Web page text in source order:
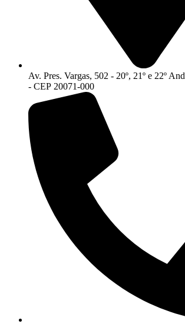
Av. Pres. Vargas, 502 - 20º, 21º e 22º
- CEP 20071-000